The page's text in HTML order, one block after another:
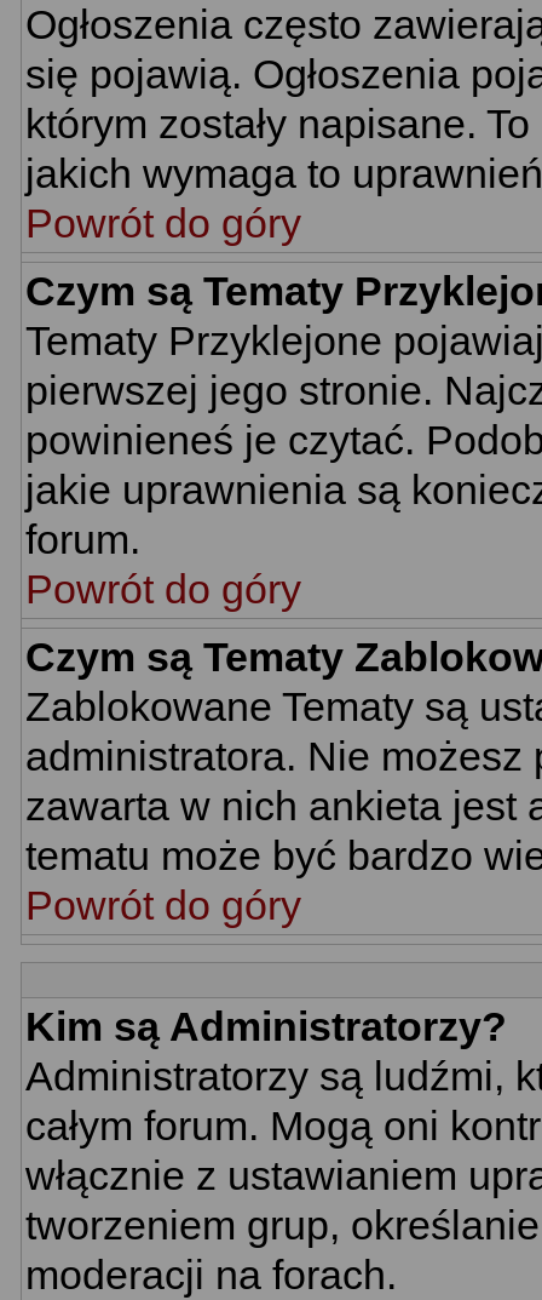
Ogłoszenia często
się pojawią. Ogłoszenia
którym zostały napisane.
jakich wymaga to
Powrót do góry
Czym są Tematy
Tematy Przyklejone
pierwszej jego stronie.
powinieneś je czytać.
jakie uprawnienia są
forum.
Powrót do góry
Czym są Tematy
Zablokowane Tematy są
administratora. Nie
zawarta w nich ankieta jest
tematu może być bardzo
Powrót do góry
Kim są Administratorzy?
Administratorzy są ludźmi,
całym forum. Mogą oni
włącznie z ustawianiem
tworzeniem grup,
moderacji na forach.